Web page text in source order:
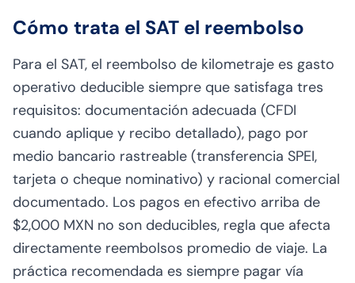
Cómo trata el SAT el reembolso
Para el SAT, el reembolso de kilometraje es gasto
operativo deducible siempre que satisfaga tres
requisitos: documentación adecuada (CFDI
cuando aplique y recibo detallado), pago por
medio bancario rastreable (transferencia SPEI,
tarjeta o cheque nominativo) y racional comercial
documentado. Los pagos en efectivo arriba de
$2,000 MXN no son deducibles, regla que afecta
directamente reembolsos promedio de viaje. La
práctica recomendada es siempre pagar vía